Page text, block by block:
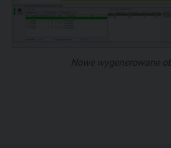
Nowe wygenerowane